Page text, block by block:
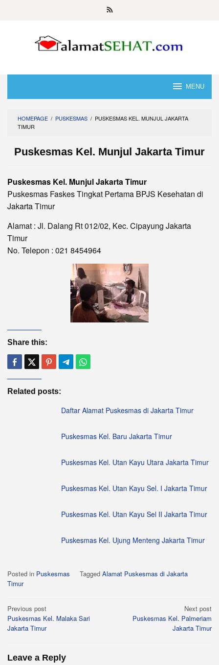
MENU
HOMEPAGE / PUSKESMAS / PUSKESMAS KEL. MUNJUL JAKARTA
TIMUR
Puskesmas Kel. Munjul Jakarta Timur
Puskesmas Kel. Munjul Jakarta Timur
Puskesmas Faskes Tingkat Pertama BPJS Kesehatan di
Jakarta Timur
Alamat : Jl. Dalang Rt 012/02, Kec. Cipayung Jakarta
Timur
No. Telepon : 021 8454964
Share this:
Related posts:
Daftar Alamat Puskesmas di Jakarta Timur
Puskesmas Kel. Baru Jakarta Timur
Puskesmas Kel. Utan Kayu Utara Jakarta Timur
Puskesmas Kel. Utan Kayu Sel. I Jakarta Timur
Puskesmas Kel. Utan Kayu Sel II Jakarta Timur
Puskesmas Kel. Ujung Menteng Jakarta Timur
Posted in Puskesmas Tagged Alamat Puskesmas di Jakarta
Timur
Post
navigation
Previous post
Puskesmas Kel. Malaka Sari
Jakarta Timur
Next post
Puskesmas Kel. Palmeriam
Jakarta Timur
Leave a Reply